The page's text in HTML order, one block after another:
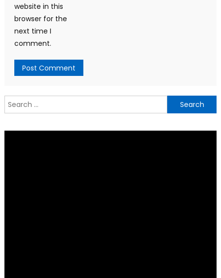
website in this
browser for the
next time I
comment.
Search
for: